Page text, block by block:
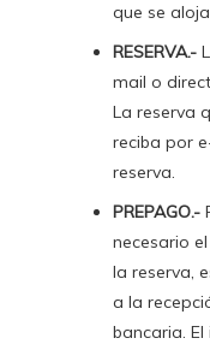
que se
RESERVA.-
mail o
La reserva
reciba por
reserva.
PREPAGO.-
necesario
la reserva,
a la
bancaria.